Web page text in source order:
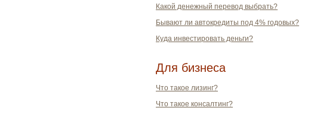
Какой денежный перевод выбрать?
Бывают ли автокредиты под 4% годовых?
Куда инвестировать деньги?
Для бизнеса
Что такое лизинг?
Что такое консалтинг?